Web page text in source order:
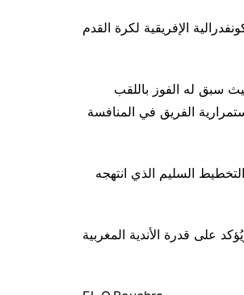
الإفريقية لكرة القدم
سبق له الفوز باللقب
استمرارية الفريق في المنافسة
السليم الذي انتهجه
على قدرة الأندية المغربية